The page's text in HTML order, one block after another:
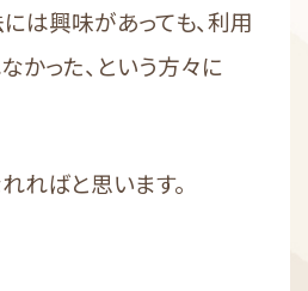
は興味があっても、利用
かった、という方々に
ればと思います。